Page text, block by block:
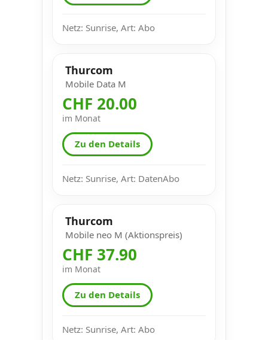
Netz: Sunrise, Art: Abo
Thurcom
Mobile Data M
CHF 20.00
im Monat
Zu den Details
Netz: Sunrise, Art: DatenAbo
Thurcom
Mobile neo M (Aktionspreis)
CHF 37.90
im Monat
Zu den Details
Netz: Sunrise, Art: Abo